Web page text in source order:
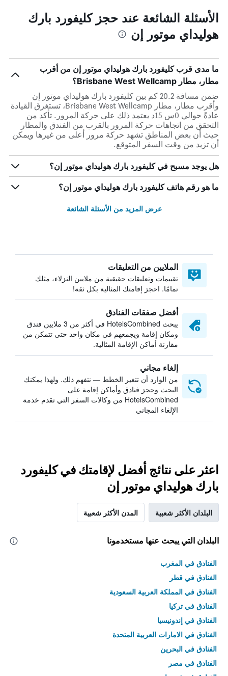
الأسئلة الشائعة عند حجز كليفورد بارك
هوليداي موتور إن
ما مدى قرب كليفورد بارك هوليداي موتور إن من أقرب
مطار، مطار Brisbane West Wellcamp؟
ضمن مسافة 20.2 كم بين كليفورد بارك هوليداي موتور إن
وأقرب مطار، مطار Brisbane West Wellcamp، تستغرق القيادة
عادةً حوالي 0س 15د يعتمد ذلك على حركة المرور. تأكد من
التحقق من اتجاهات حركة المرور بالقرب من الفندق والمطار
حيث أن بعض المناطق تشهد حركة مرور أعلى من غيرها ويمكن
أن تزيد من وقت السفر المتوقع.
هل يوجد مسبح في كليفورد بارك هوليداي موتور إن؟
ما هو رقم هاتف كليفورد بارك هوليداي موتور إن؟
عرض المزيد من الأسئلة الشائعة
الملايين من التعليقات
تقييمات وتعليقات حقيقية من ملايين النزلاء، مثلك
تمامًا. احجز إقامتك المثالية بكل ثقة!
أفضل صفقات الفنادق
يبحث HotelsCombined في أكثر من 3 ملايين فندق
ومكان إقامة ويجمعهم في مكان واحد حتى تتمكن من
مقارنة أماكن الإقامة المثالية.
إلغاء مجاني
من الوارد أن تتغير الخطط — نتفهم ذلك. ولهذا يمكنك
البحث وحجز فنادق وأماكن إقامة على
HotelsCombined من وكالات السفر التي تقدم خدمة
الإلغاء المجاني
اعثر على نتائج أفضل لإقامتك في كليفورد
بارك هوليداي موتور إن
البلدان الأكثر شعبية المدن الأكثر شعبية
البلدان التي يبحث عنها مستخدمونا
الفنادق في المغرب
الفنادق في قطر
الفنادق في المملكة العربية السعودية
الفنادق في تركيا
الفنادق في إندونيسيا
الفنادق في الامارات العربية المتحدة
الفنادق في البحرين
الفنادق في مصر